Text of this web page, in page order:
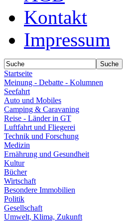
Kontakt
Impressum
Startseite
Meinung - Debatte - Kolumnen
Seefahrt
Auto und Mobiles
Camping & Caravaning
Reise - Länder in GT
Luftfahrt und Fliegerei
Technik und Forschung
Medizin
Ernährung und Gesundheit
Kultur
Bücher
Wirtschaft
Besondere Immobilien
Politik
Gesellschaft
Umwelt, Klima, Zukunft